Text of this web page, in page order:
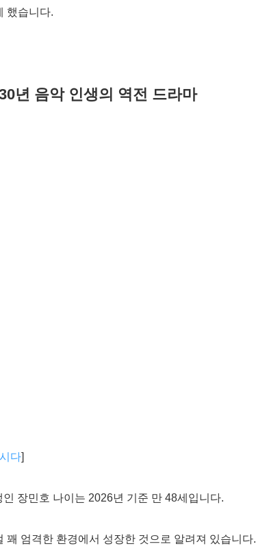
했습니다.
년 음악 인생의 역전 드라마
다]
장민호 나이는 2026년 기준 만 48세입니다.
꽤 엄격한 환경에서 성장한 것으로 알려져 있습니다.